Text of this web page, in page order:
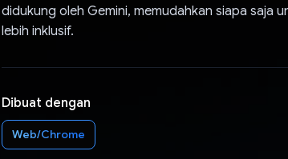
didukung oleh Gemini, memudahkan siapa saja
lebih inklusif.
Dibuat dengan
Web/Chrome